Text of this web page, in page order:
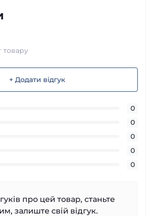
товару
+ Додати відгук
0
0
0
0
0
про цей товар, станьте
залиште свій відгук.